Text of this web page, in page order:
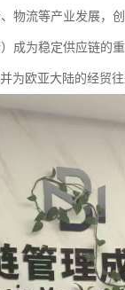
物流等产业发展，创
成为稳定供应链的重
为欧亚大陆的经贸往